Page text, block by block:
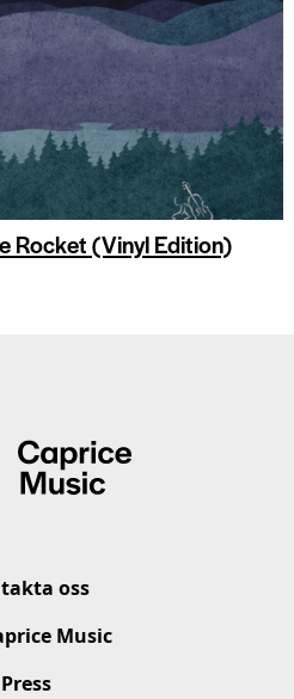
Rocket (Vinyl Edition)
oss
Music
Press